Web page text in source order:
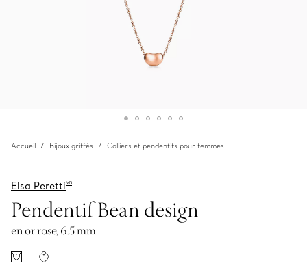
Accueil Bijoux griffés Colliers et pendentifs pour femmes
Elsa PerettiMD
Pendentif Bean design
en or rose, 6.5 mm